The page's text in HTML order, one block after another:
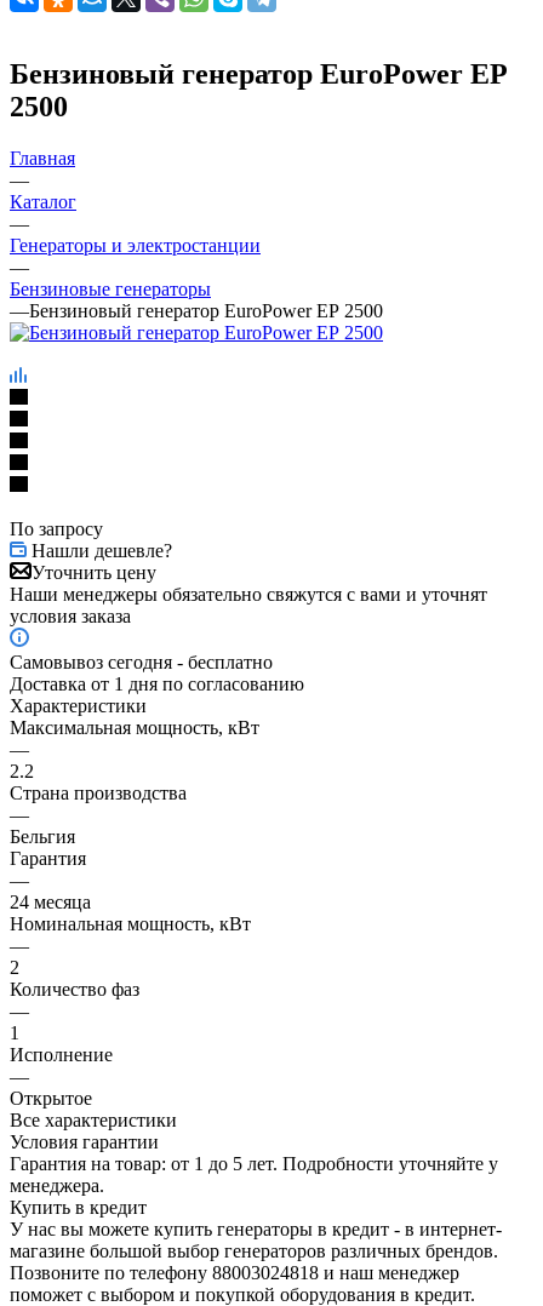
Бензиновый генератор EuroPower ЕР
2500
Главная
—
Каталог
—
Генераторы и электростанции
—
Бензиновые генераторы
—Бензиновый генератор EuroPower ЕР 2500
По запросу
Нашли дешевле?
Уточнить цену
Наши менеджеры обязательно свяжутся с вами и уточнят
условия заказа
Самовывоз сегодня - бесплатно
Доставка от 1 дня по согласованию
Характеристики
Максимальная мощность, кВт
—
2.2
Страна производства
—
Бельгия
Гарантия
—
24 месяца
Номинальная мощность, кВт
—
2
Количество фаз
—
1
Исполнение
—
Открытое
Все характеристики
Условия гарантии
Гарантия на товар: от 1 до 5 лет. Подробности уточняйте у
менеджера.
Купить в кредит
У нас вы можете купить генераторы в кредит - в интернет-
магазине большой выбор генераторов различных брендов.
Позвоните по телефону 88003024818 и наш менеджер
поможет с выбором и покупкой оборудования в кредит.